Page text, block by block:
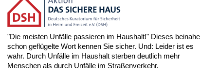
"Die meisten Unfälle passieren im Haushalt!" Dieses beinahe
schon geflügelte Wort kennen Sie sicher. Und: Leider ist es
wahr. Durch Unfälle im Haushalt sterben deutlich mehr
Menschen als durch Unfälle im Straßenverkehr.